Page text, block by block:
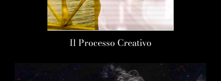
Il Processo Creativo